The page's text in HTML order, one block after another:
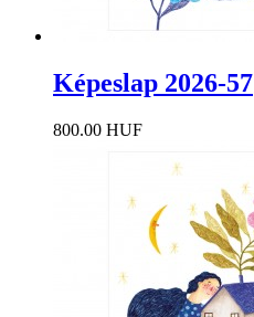
Képeslap 2026-57
800.00 HUF